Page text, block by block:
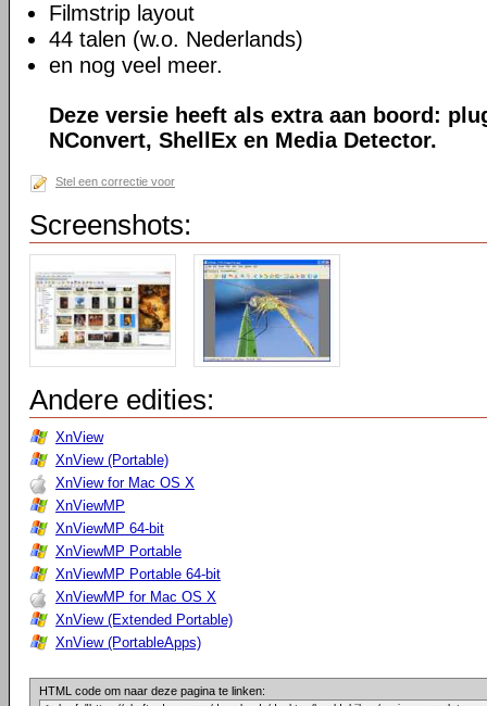
Filmstrip layout
44 talen (w.o. Nederlands)
en nog veel meer.
Deze versie heeft als extra aan boord:
NConvert, ShellEx en Media Detector.
Stel een correctie voor
Screenshots:
Andere edities:
XnView
XnView (Portable)
XnView for Mac OS X
XnViewMP
XnViewMP 64-bit
XnViewMP Portable
XnViewMP Portable 64-bit
XnViewMP for Mac OS X
XnView (Extended Portable)
XnView (PortableApps)
HTML code om naar deze pagina te linken: